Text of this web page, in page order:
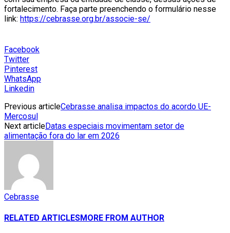
fortalecimento. Faça parte preenchendo o formulário nesse
link: https://cebrasse.org.br/associe-se/
Facebook
Twitter
Pinterest
WhatsApp
Linkedin
Previous articleCebrasse analisa impactos do acordo UE-
Mercosul
Next articleDatas especiais movimentam setor de
alimentação fora do lar em 2026
Cebrasse
RELATED ARTICLESMORE FROM AUTHOR